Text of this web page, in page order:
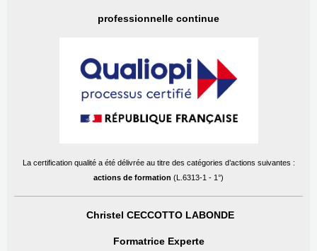
professionnelle continue
La certification qualité a été délivrée au titre des catégories d’actions suivantes :
actions de formation (L.6313-1 - 1°)
Christel CECCOTTO LABONDE
Formatrice Experte